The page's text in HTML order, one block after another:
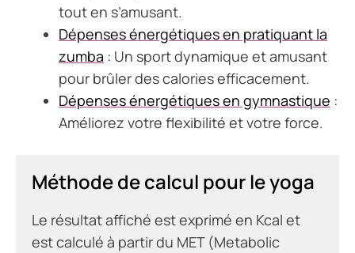
tout en s’amusant.
Dépenses énergétiques en pratiquant la
zumba : Un sport dynamique et amusant
pour brûler des calories efficacement.
Dépenses énergétiques en gymnastique :
Améliorez votre flexibilité et votre force.
Méthode de calcul pour le yoga
Le résultat affiché est exprimé en Kcal et
est calculé à partir du MET (Metabolic